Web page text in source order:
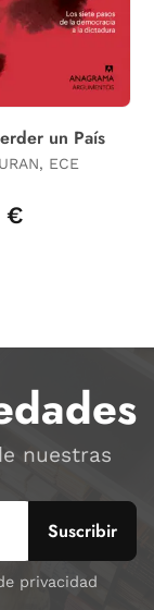
un País
ECE
€
nuestras
privacidad